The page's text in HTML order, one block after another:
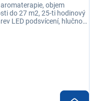
objem
do 27 m2, 25-ti hodinový
LED podsvícení, hlučnost